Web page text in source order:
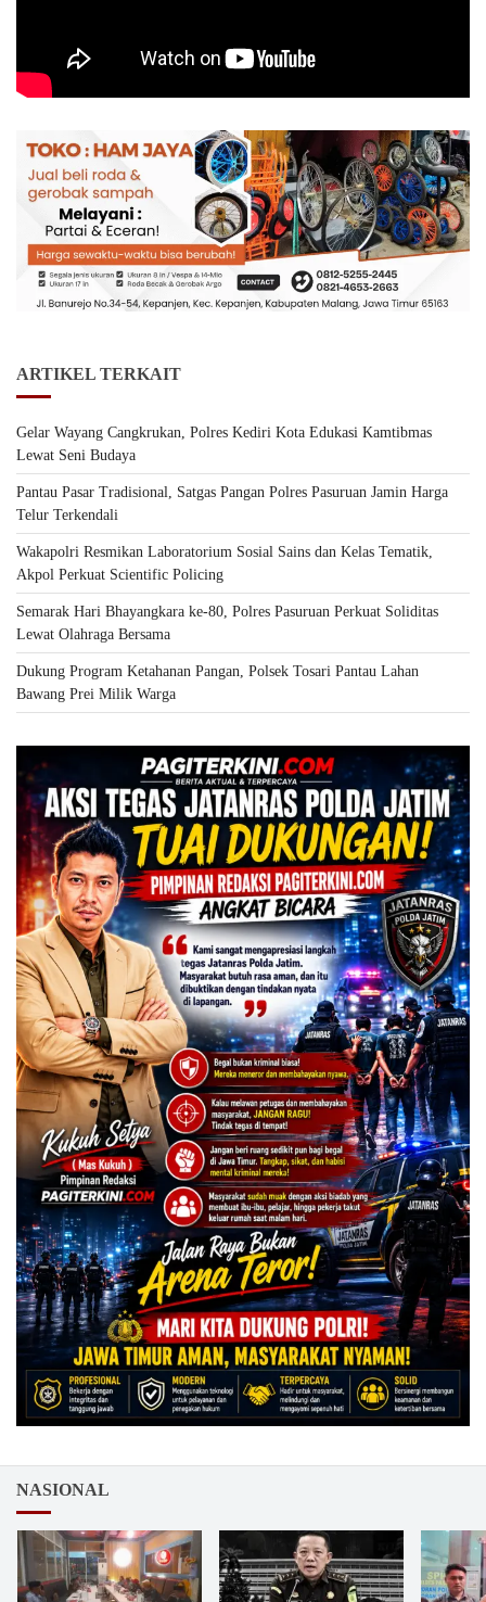
ARTIKEL TERKAIT
Gelar Wayang Cangkrukan, Polres Kediri Kota Edukasi Kamtibmas
Lewat Seni Budaya
Pantau Pasar Tradisional, Satgas Pangan Polres Pasuruan Jamin Harga
Telur Terkendali
Wakapolri Resmikan Laboratorium Sosial Sains dan Kelas Tematik,
Akpol Perkuat Scientific Policing
Semarak Hari Bhayangkara ke-80, Polres Pasuruan Perkuat Soliditas
Lewat Olahraga Bersama
Dukung Program Ketahanan Pangan, Polsek Tosari Pantau Lahan
Bawang Prei Milik Warga
NASIONAL